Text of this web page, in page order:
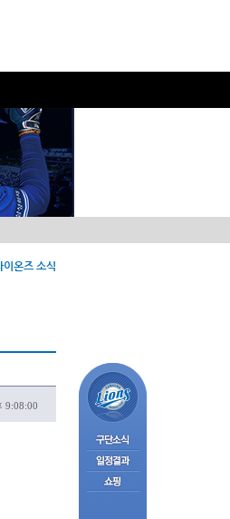
이온즈 소식
9:08:00